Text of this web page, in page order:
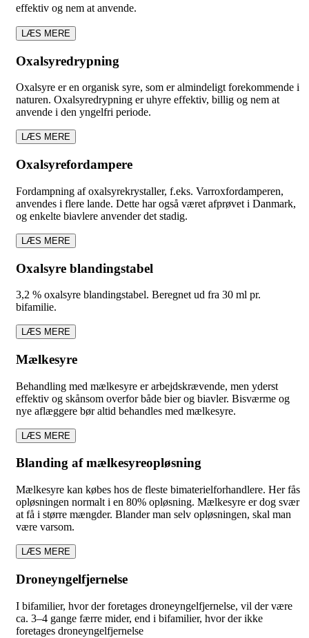
effektiv og nem at anvende.
LÆS MERE
Oxalsyredrypning
Oxalsyre er en organisk syre, som er almindeligt forekommende i
naturen. Oxalsyredrypning er uhyre effektiv, billig og nem at
anvende i den yngelfri periode.
LÆS MERE
Oxalsyrefordampere
Fordampning af oxalsyrekrystaller, f.eks. Varroxfordamperen,
anvendes i flere lande. Dette har også været afprøvet i Danmark,
og enkelte biavlere anvender det stadig.
LÆS MERE
Oxalsyre blandingstabel
3,2 % oxalsyre blandingstabel. Beregnet ud fra 30 ml pr.
bifamilie.
LÆS MERE
Mælkesyre
Behandling med mælkesyre er arbejdskrævende, men yderst
effektiv og skånsom overfor både bier og biavler. Bisværme og
nye aflæggere bør altid behandles med mælkesyre.
LÆS MERE
Blanding af mælkesyreopløsning
Mælkesyre kan købes hos de fleste bimaterielforhandlere. Her fås
opløsningen normalt i en 80% opløsning. Mælkesyre er dog svær
at få i større mængder. Blander man selv opløsningen, skal man
være varsom.
LÆS MERE
Droneyngelfjernelse
I bifamilier, hvor der foretages droneyngelfjernelse, vil der være
ca. 3–4 gange færre mider, end i bifamilier, hvor der ikke
foretages droneyngelfjernelse